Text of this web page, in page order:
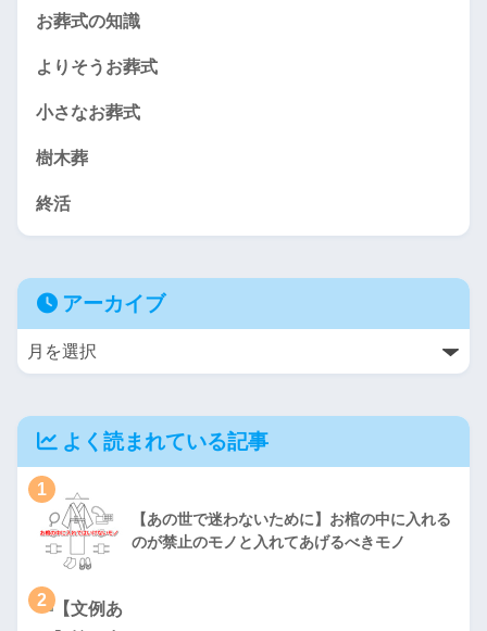
お葬式の知識
よりそうお葬式
小さなお葬式
樹木葬
終活
アーカイブ
よく読まれている記事
1
【あの世で迷わないために】お棺の中に入れる
のが禁止のモノと入れてあげるべきモノ
2